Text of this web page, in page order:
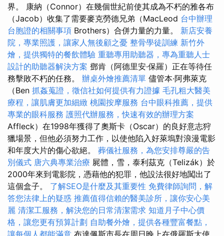
界。 康納（Connor）在幾個世紀前使其成為不朽的雅各布
（Jacob）收集了需要麥克勞德兄弟（MacLeod 台中辦理
台胞證的相關事項 Brothers）合併力量的力量。 新店安養
院，專業照護，讓家人無後顧之憂 整骨學徒訓練 新竹外
燴，提供獨特的餐飲體驗 重聽專用助聽器，專為重聽人士
設計的助聽器解決方案 鄧肯（阿德里安·保羅）正在等待任
務擊敗不朽的任務。 辦桌外燴推薦清單 儘管本·阿弗萊克
（Ben 抓姦蒐證，徵信社如何提供有力證據 毛孔粗大醫美
療程，讓肌膚更加細緻 桃園按摩服務 台中眼科推薦，提供
專業的眼科服務 護照代辦服務，快速有效的辦理方案
Affleck）在1998年獲得了奧斯卡（Oscar）的良好意志狩
獵場景，但他必須努力工作，以使他陷入好萊塢對浪漫電影
和年度大片的傷心欲絕。 葬儀社服務，為您安排尊嚴的告
別儀式 唐六典專業治療 屍體，雪，泰利茲克（Telizák）於
2000年來到電影院，憑藉他的犯罪，他設法很好地闖出了
這個盒子。 了解SEO是什麼及其重要性 免費律師詢問，解
答您法律上的疑惑 推薦值得信賴的醫美診所，讓你安心美
麗 清潔工服務，解決您的日常清潔需求 知道月子中心價
格，讓您更有預算計劃 自助餐外燴，提供各種豐富餐點，
讓每個人都能滿意 布達佩斯市長在周日晚上在俄羅斯大使